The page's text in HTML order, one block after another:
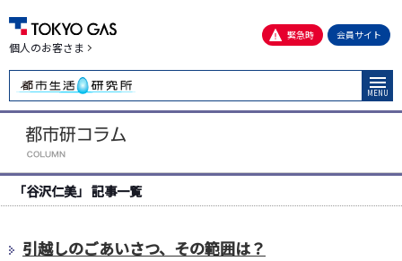
個人のお客さま
緊急時 会員サイト
MENU
「谷沢仁美」 記事一覧
引越しのごあいさつ、その範囲は？